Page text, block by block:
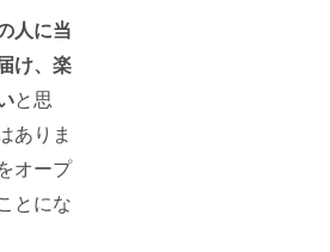
人に当
け、楽
と思
ありま
オープ
とにな